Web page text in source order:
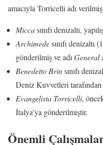
amacıyla Torricelli adı
Miccasınıfı denizaltı,
Archimedesınıfı denizaltı
gönderilmiş ve adı General
Benedetto Brinsınıfı
Deniz Kuvvetleri tarafından
Evangelista Torricelli,
İtalya’ya gönderilmiştir.
Önemli